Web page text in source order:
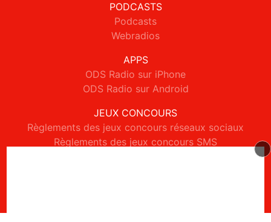
PODCASTS
Podcasts
Webradios
APPS
ODS Radio sur iPhone
ODS Radio sur Android
JEUX CONCOURS
Règlements des jeux concours réseaux sociaux
Règlements des jeux concours SMS